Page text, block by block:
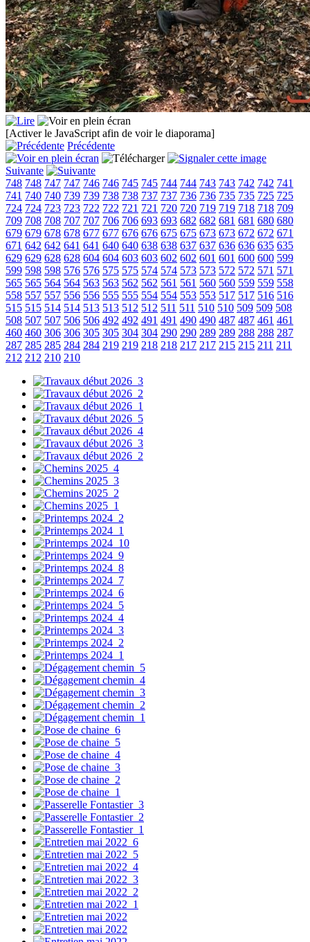
[Activer le JavaScript afin de voir le diaporama]
Précédente
Suivante
748 748 747 747 746 746 745 745 744 744 743 743 742 742 741
741 740 740 739 739 738 738 737 737 736 736 735 735 725 725
724 724 723 723 722 722 721 721 720 720 719 719 718 718 709
709 708 708 707 707 706 706 693 693 682 682 681 681 680 680
679 679 678 678 677 677 676 676 675 675 673 673 672 672 671
671 642 642 641 641 640 640 638 638 637 637 636 636 635 635
629 629 628 628 604 604 603 603 602 602 601 601 600 600 599
599 598 598 576 576 575 575 574 574 573 573 572 572 571 571
565 565 564 564 563 563 562 562 561 561 560 560 559 559 558
558 557 557 556 556 555 555 554 554 553 553 517 517 516 516
515 515 514 514 513 513 512 512 511 511 510 510 509 509 508
508 507 507 506 506 492 492 491 491 490 490 487 487 461 461
460 460 306 306 305 305 304 304 290 290 289 289 288 288 287
287 285 285 284 284 219 219 218 218 217 217 215 215 211 211
212 212 210 210